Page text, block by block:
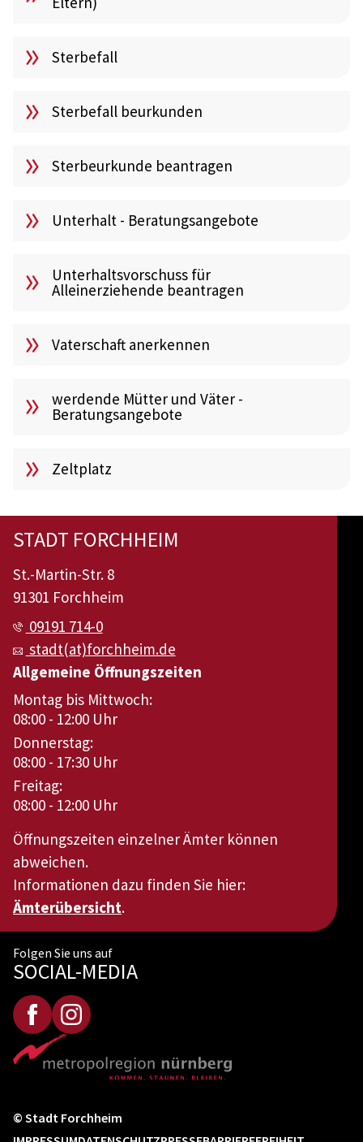
Sterbefall
Sterbefall beurkunden
Sterbeurkunde beantragen
Unterhalt - Beratungsangebote
Unterhaltsvorschuss für
Alleinerziehende beantragen
Vaterschaft anerkennen
werdende Mütter und Väter -
Beratungsangebote
Zeltplatz
STADT FORCHHEIM
St.-Martin-Str. 8
91301 Forchheim
09191 714-0
stadt(at)forchheim.de
Allgemeine Öffnungszeiten
Montag bis Mittwoch:
08:00 - 12:00 Uhr
Donnerstag:
08:00 - 17:30 Uhr
Freitag:
08:00 - 12:00 Uhr
Öffnungszeiten einzelner Ämter können
abweichen.
Informationen dazu finden Sie hier:
Ämterübersicht.
Folgen Sie uns auf
SOCIAL-MEDIA
© Stadt Forchheim